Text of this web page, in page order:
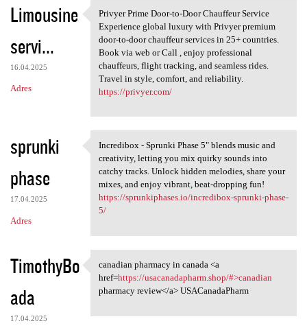
Limousine
servi...
16.04.2025
Adres
Privyer Prime Door-to-Door
Privyer Prime Door-to-Door Chauffeur Service
Experience global luxury with Privyer premium
door-to-door chauffeur services in 25+ countries.
Book via web or Call , enjoy professional
chauffeurs, flight tracking, and seamless rides.
Travel in style, comfort, and reliability.
https://privyer.com/
sprunki
phase
17.04.2025
Adres
Incredibox - Sprunki Phase 5"
Incredibox - Sprunki Phase 5" blends music and
creativity, letting you mix quirky sounds into
catchy tracks. Unlock hidden melodies, share your
mixes, and enjoy vibrant, beat-dropping fun!
https://sprunkiphases.io/incredibox-sprunki-phase-
5/
TimothyBo
ada
17.04.2025
canadian pharmacy in canada
canadian pharmacy in canada <a
href=https://usacanadapharm.shop/#>canadian
pharmacy review</a> USACanadaPharm